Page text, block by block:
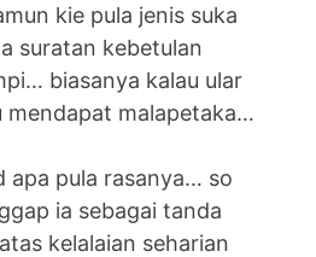
kie pula jenis suka
suratan kebetulan
biasanya kalau ular
mendapat malapetaka…
apa pula rasanya… so
ia sebagai tanda
kelalaian seharian